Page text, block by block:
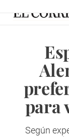
para
Según